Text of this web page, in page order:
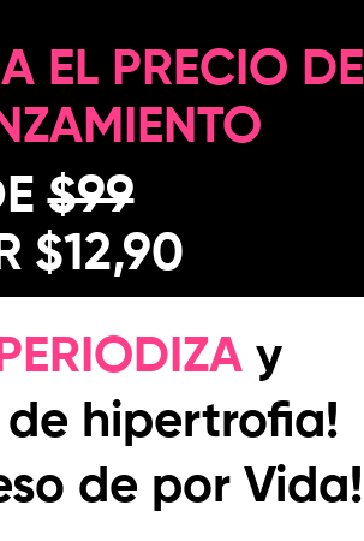
EL PRECIO DE
$99
$12,90
y
de hipertrofia!
de por Vida!